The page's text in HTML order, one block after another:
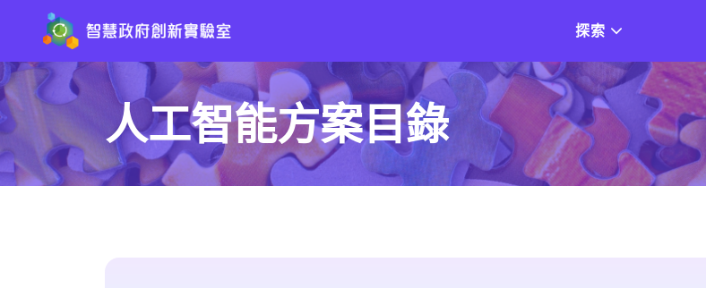
探索
人工智能方案目錄